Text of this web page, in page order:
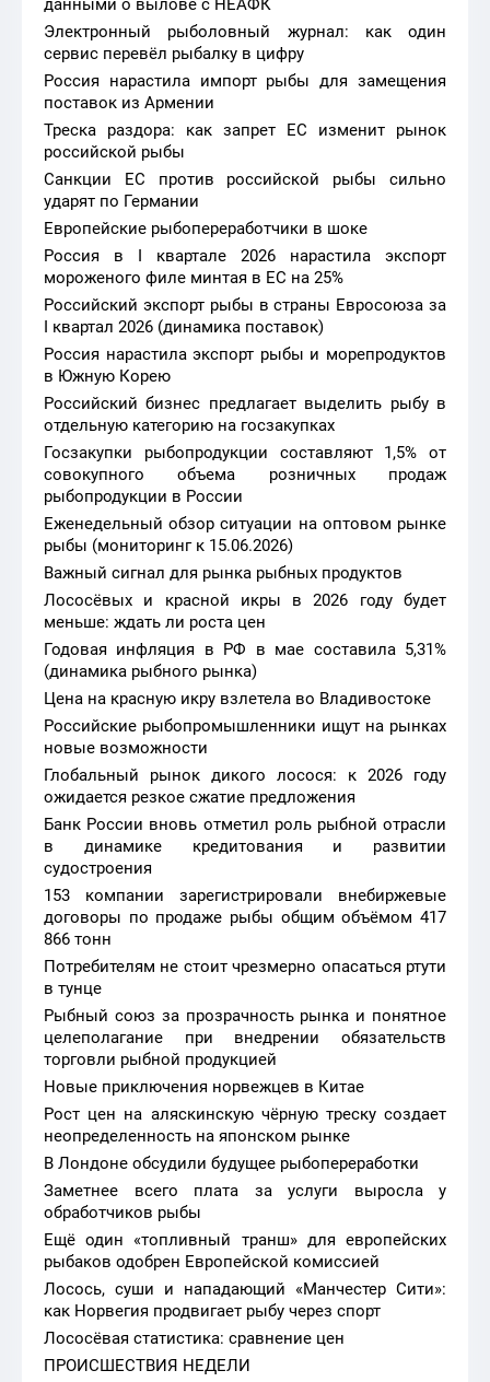
данными о вылове с НЕАФК
Электронный рыболовный журнал: как один
сервис перевёл рыбалку в цифру
Россия нарастила импорт рыбы для замещения
поставок из Армении
Треска раздора: как запрет ЕС изменит рынок
российской рыбы
Санкции ЕС против российской рыбы сильно
ударят по Германии
Европейские рыбопереработчики в шоке
Россия в I квартале 2026 нарастила экспорт
мороженого филе минтая в ЕС на 25%
Российский экспорт рыбы в страны Евросоюза за
I квартал 2026 (динамика поставок)
Россия нарастила экспорт рыбы и морепродуктов
в Южную Корею
Российский бизнес предлагает выделить рыбу в
отдельную категорию на госзакупках
Госзакупки рыбопродукции составляют 1,5% от
совокупного объема розничных продаж
рыбопродукции в России
Еженедельный обзор ситуации на оптовом рынке
рыбы (мониторинг к 15.06.2026)
Важный сигнал для рынка рыбных продуктов
Лососёвых и красной икры в 2026 году будет
меньше: ждать ли роста цен
Годовая инфляция в РФ в мае составила 5,31%
(динамика рыбного рынка)
Цена на красную икру взлетела во Владивостоке
Российские рыбопромышленники ищут на рынках
новые возможности
Глобальный рынок дикого лосося: к 2026 году
ожидается резкое сжатие предложения
Банк России вновь отметил роль рыбной отрасли
в динамике кредитования и развитии
судостроения
153 компании зарегистрировали внебиржевые
договоры по продаже рыбы общим объёмом 417
866 тонн
Потребителям не стоит чрезмерно опасаться ртути
в тунце
Рыбный союз за прозрачность рынка и понятное
целеполагание при внедрении обязательств
торговли рыбной продукцией
Новые приключения норвежцев в Китае
Рост цен на аляскинскую чёрную треску создает
неопределенность на японском рынке
В Лондоне обсудили будущее рыбопереработки
Заметнее всего плата за услуги выросла у
обработчиков рыбы
Ещё один «топливный транш» для европейских
рыбаков одобрен Европейской комиссией
Лосось, суши и нападающий «Манчестер Сити»:
как Норвегия продвигает рыбу через спорт
Лососёвая статистика: сравнение цен
ПРОИСШЕСТВИЯ НЕДЕЛИ